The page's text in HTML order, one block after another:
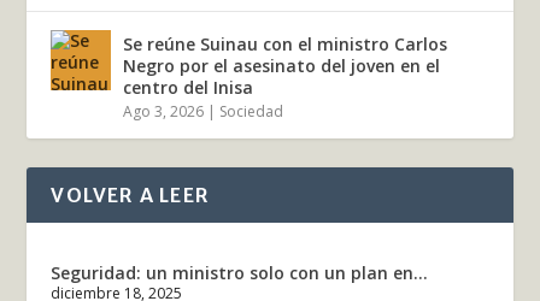
Se reúne Suinau con el ministro Carlos
Negro por el asesinato del joven en el
centro del Inisa
Ago 3, 2026 | Sociedad
VOLVER A LEER
Seguridad: un ministro solo con un plan en...
diciembre 18, 2025